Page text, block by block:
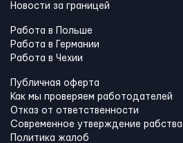
Новости за границей
Работа в Польше
Работа в Германии
Работа в Чехии
Публичная оферта
Как мы проверяем работодателей
Отказ от ответственности
Современное утверждение рабства
Политика жалоб